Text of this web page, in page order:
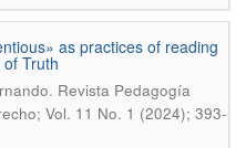
as practices of reading
Truth
. Revista Pedagogía
Vol. 11 No. 1 (2024); 393-